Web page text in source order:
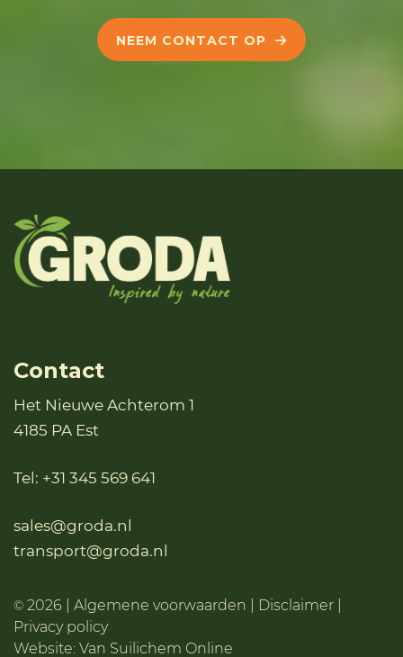
NEEM CONTACT OP
Contact
Het Nieuwe Achterom 1
4185 PA Est
Tel: +31 345 569 641
sales@groda.nl
transport@groda.nl
© 2026 | Algemene voorwaarden Disclaimer
Privacy policy
Website: Van Suilichem Online